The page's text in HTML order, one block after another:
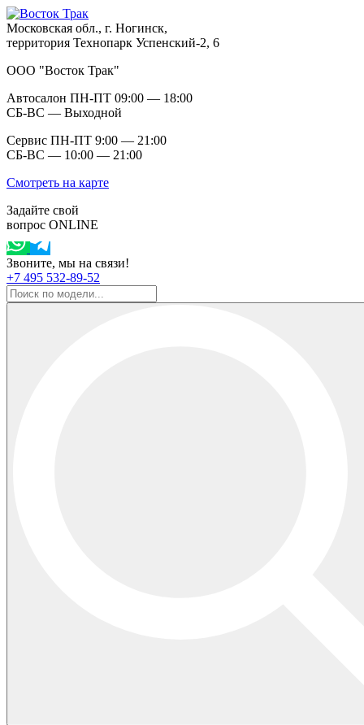
Московская обл., г. Ногинск,
территория Технопарк Успенский-2, 6
ООО "Восток Трак"
Автосалон ПН-ПТ 09:00 — 18:00
СБ-ВС — Выходной
Сервис ПН-ПТ 9:00 — 21:00
СБ-ВС — 10:00 — 21:00
Смотреть на карте
Задайте свой
вопрос ONLINE
Звоните, мы на связи!
+7 495 532-89-52